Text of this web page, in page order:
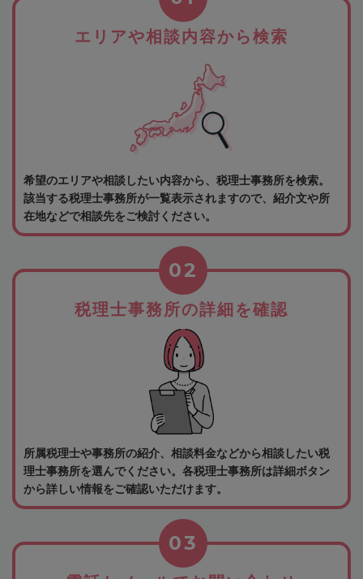
エリアや相談内容から検索
希望のエリアや相談したい内容から、税理士事務所を検索。
該当する税理士事務所が一覧表示されますので、紹介文や所
在地などで相談先をご検討ください。
税理士事務所の詳細を確認
02
所属税理士や事務所の紹介、相談料金などから相談したい税
理士事務所を選んでください。各税理士事務所は詳細ボタン
から詳しい情報をご確認いただけます。
03